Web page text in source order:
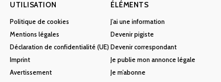
UTILISATION
Politique de cookies
Mentions légales
Déclaration de confidentialité (UE)
Imprint
Avertissement
ÉLÉMENTS
J’ai une information
Devenir pigiste
Devenir correspondant
Je publie mon annonce légale
Je m’abonne